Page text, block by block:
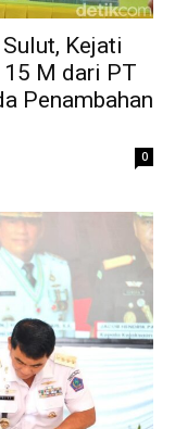
Kejati
15 M dari PT
Penambahan
0